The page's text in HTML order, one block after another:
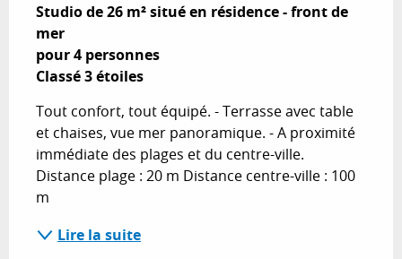
Studio de 26 m² situé en résidence - front de
mer
pour 4 personnes
Classé 3 étoiles
Tout confort, tout équipé. - Terrasse avec table
et chaises, vue mer panoramique. - A proximité
immédiate des plages et du centre-ville.
Distance plage : 20 m Distance centre-ville : 100
m
Lire la suite